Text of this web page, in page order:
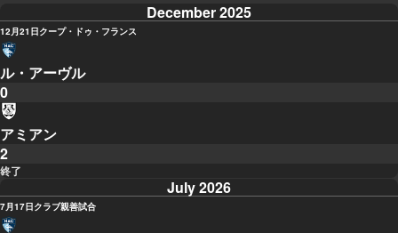
December 2025
12月21日クープ・ドゥ・フランス
ル・アーヴル
0
アミアン
2
終了
July 2026
7月17日クラブ親善試合